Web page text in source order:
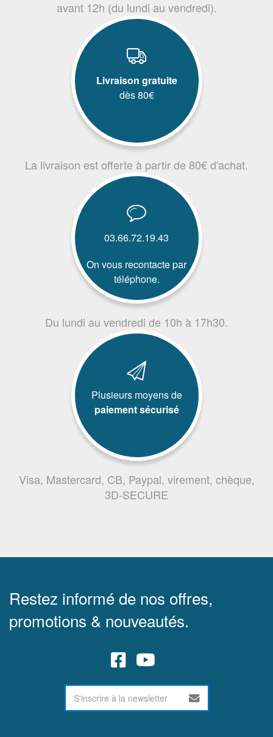
avant 12h (du lundi au vendredi).
Livraison gratuite
dès 80€
La livraison est offerte à partir de 80€ d'achat.
03.66.72.19.43
On vous recontacte par
téléphone.
Du lundi au vendredi de 10h à 17h30.
Plusieurs moyens de
paiement sécurisé
Visa, Mastercard, CB, Paypal, virement, chèque,
3D-SECURE
Restez informé de nos offres,
promotions & nouveautés.